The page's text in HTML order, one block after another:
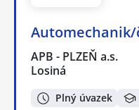
Automechanik/
APB - PLZEŇ a.s.
Losiná
Plný úvazek